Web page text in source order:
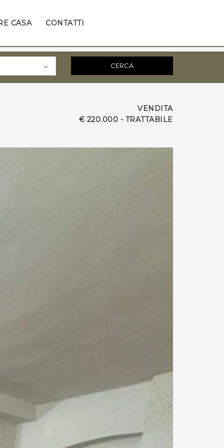
CASA CONTATTI
CERCA
VENDITA
€ 220.000 - TRATTABILE